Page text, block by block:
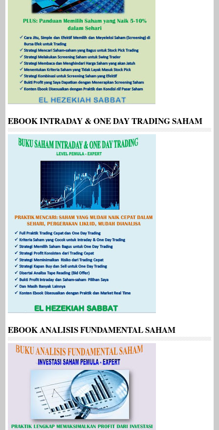
EBOOK INTRADAY & ONE DAY TRADING SAHAM
EBOOK ANALISIS FUNDAMENTAL SAHAM